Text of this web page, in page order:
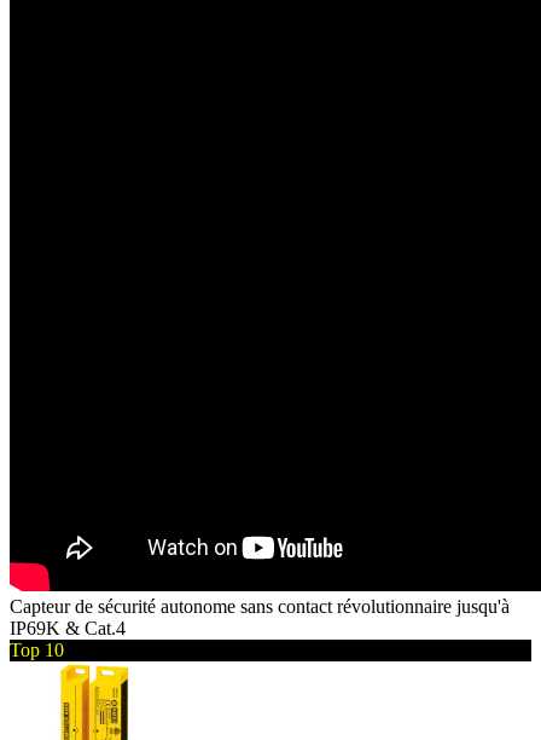
Capteur de sécurité autonome sans contact révolutionnaire jusqu'à
IP69K & Cat.4
Top 10